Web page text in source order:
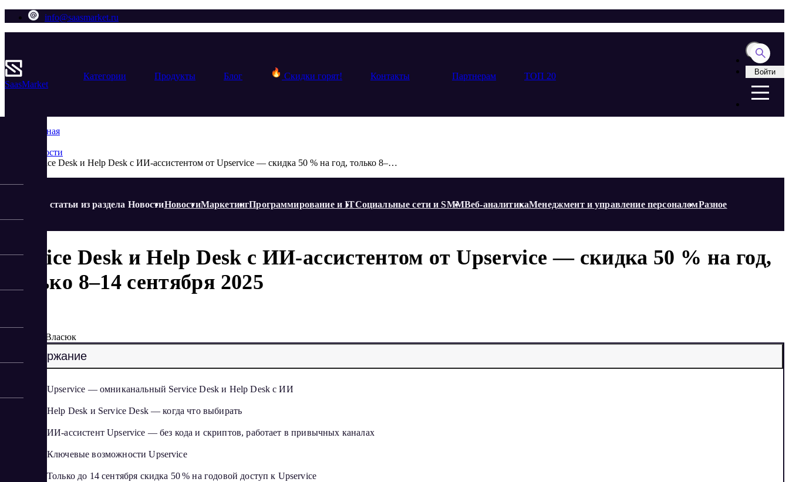
info@saasmarket.ru
SaasMarket
Категории Продукты Блог Скидки горят! Контакты Партнерам ТОП 20 Войти
Главная
Новости
Service Desk и Help Desk с ИИ-ассистентом от Upservice — скидка 50 % на год, только 8–14 сентября 2025
Еще статьи из раздела НовостиНовостиМаркетингПрограммирование и ITСоциальные сети и SMMВеб-аналитикаМенеджмент и управление персоналомРазное
Service Desk и Help Desk с ИИ-ассистентом от Upservice — скидка 50 % на год,
только 8–14 сентября 2025
Елена Власюк
Содержание
Upservice — омниканальный Service Desk и Help Desk с ИИ
Help Desk и Service Desk — когда что выбирать
ИИ-ассистент Upservice — без кода и скриптов, работает в привычных каналах
Ключевые возможности Upservice
Только до 14 сентября скидка 50 % на годовой доступ к Upservice